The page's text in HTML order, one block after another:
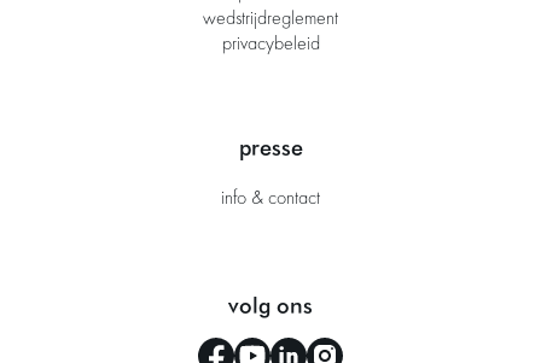
wedstrijdreglement
privacybeleid
presse
info & contact
volg ons